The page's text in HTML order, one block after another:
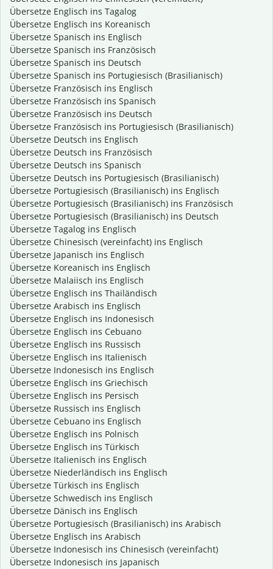
Übersetze Englisch ins Tagalog
Übersetze Englisch ins Koreanisch
Übersetze Spanisch ins Englisch
Übersetze Spanisch ins Französisch
Übersetze Spanisch ins Deutsch
Übersetze Spanisch ins Portugiesisch (Brasilianisch)
Übersetze Französisch ins Englisch
Übersetze Französisch ins Spanisch
Übersetze Französisch ins Deutsch
Übersetze Französisch ins Portugiesisch (Brasilianisch)
Übersetze Deutsch ins Englisch
Übersetze Deutsch ins Französisch
Übersetze Deutsch ins Spanisch
Übersetze Deutsch ins Portugiesisch (Brasilianisch)
Übersetze Portugiesisch (Brasilianisch) ins Englisch
Übersetze Portugiesisch (Brasilianisch) ins Französisch
Übersetze Portugiesisch (Brasilianisch) ins Deutsch
Übersetze Tagalog ins Englisch
Übersetze Chinesisch (vereinfacht) ins Englisch
Übersetze Japanisch ins Englisch
Übersetze Koreanisch ins Englisch
Übersetze Malaiisch ins Englisch
Übersetze Englisch ins Thailändisch
Übersetze Arabisch ins Englisch
Übersetze Englisch ins Indonesisch
Übersetze Englisch ins Cebuano
Übersetze Englisch ins Russisch
Übersetze Englisch ins Italienisch
Übersetze Indonesisch ins Englisch
Übersetze Englisch ins Griechisch
Übersetze Englisch ins Persisch
Übersetze Russisch ins Englisch
Übersetze Cebuano ins Englisch
Übersetze Englisch ins Polnisch
Übersetze Englisch ins Türkisch
Übersetze Italienisch ins Englisch
Übersetze Niederländisch ins Englisch
Übersetze Türkisch ins Englisch
Übersetze Schwedisch ins Englisch
Übersetze Dänisch ins Englisch
Übersetze Portugiesisch (Brasilianisch) ins Arabisch
Übersetze Englisch ins Arabisch
Übersetze Indonesisch ins Chinesisch (vereinfacht)
Übersetze Indonesisch ins Japanisch